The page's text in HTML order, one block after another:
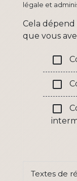
légale et
Cela
que vous
check_box_outline_blank
check_box_outline_blank
check_box_outline_blank
Textes de